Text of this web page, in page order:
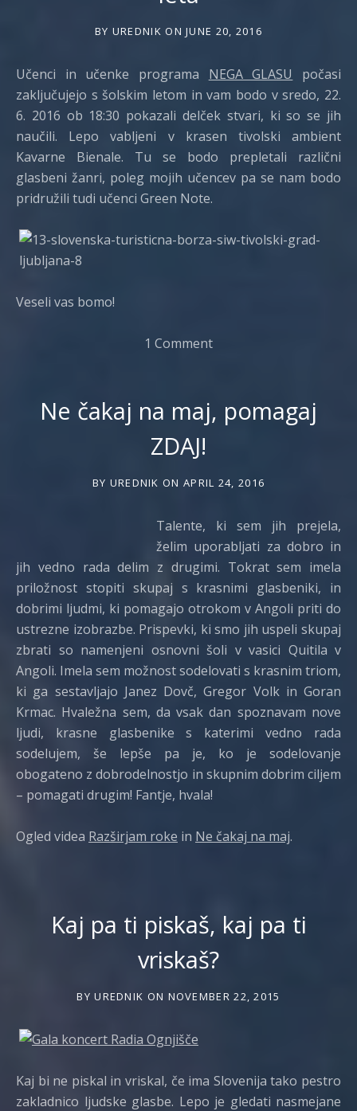
BY UREDNIK ON JUNE 20, 2016
Učenci in učenke programa NEGA GLASU
počasi
zaključujejo s šolskim letom in vam bodo v sredo, 22.
6. 2016 ob 18:30 pokazali delček stvari, ki so se jih
naučili. Lepo vabljeni v krasen tivolski ambient
Kavarne Bienale. Tu se bodo prepletali različni
glasbeni žanri, poleg mojih učencev pa se nam bodo
pridružili tudi učenci Green Note.
Veseli vas bomo!
1 Comment
Ne čakaj na maj, pomagaj
ZDAJ!
BY UREDNIK ON APRIL 24, 2016
Talente, ki sem jih prejela,
želim uporabljati za dobro in
jih vedno rada delim z drugimi. Tokrat sem imela
priložnost stopiti skupaj s krasnimi glasbeniki, in
dobrimi ljudmi, ki pomagajo otrokom v Angoli priti do
ustrezne izobrazbe. Prispevki, ki smo jih uspeli skupaj
zbrati so namenjeni osnovni šoli v vasici Quitila v
Angoli. Imela sem možnost sodelovati s krasnim triom,
ki ga sestavljajo Janez Dovč, Gregor Volk in Goran
Krmac. Hvaležna sem, da vsak dan spoznavam nove
ljudi, krasne glasbenike s katerimi vedno rada
sodelujem, še lepše pa je, ko je sodelovanje
obogateno z dobrodelnostjo in skupnim dobrim ciljem
– pomagati drugim! Fantje, hvala!
Ogled videa Razširjam roke in Ne čakaj na maj.
Kaj pa ti piskaš, kaj pa ti
vriskaš?
BYUREDNIK ON NOVEMBER 22, 2015
Kaj bi ne piskal in vriskal, če ima Slovenija tako pestro
zakladnico ljudske glasbe. Lepo je gledati nasmejane